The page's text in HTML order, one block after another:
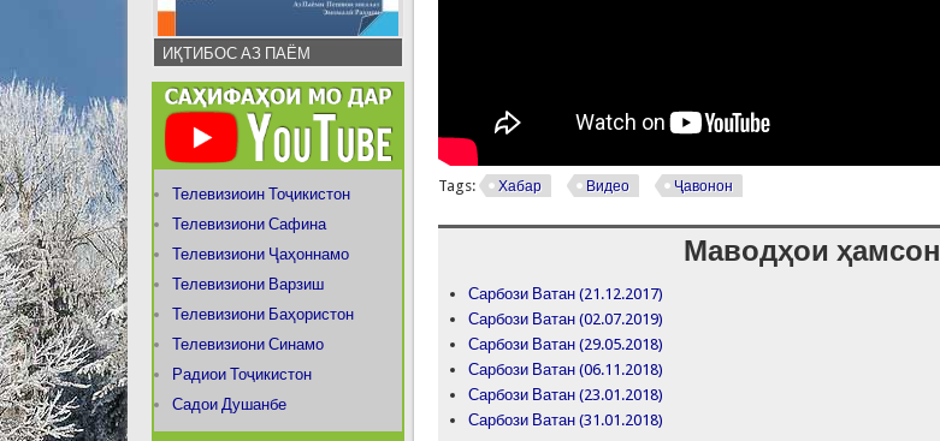
Tags: Хабар Видео Ҷавонон
Маводҳои ҳамсон
Сарбози Ватан (21.12.2017)
Сарбози Ватан (02.07.2019)
Сарбози Ватан (29.05.2018)
Сарбози Ватан (06.11.2018)
Сарбози Ватан (23.01.2018)
Сарбози Ватан (31.01.2018)
ИҚТИБОС АЗ ПАЁМ
Телевизиоин Тоҷикистон
Телевизиони Сафина
Телевизиони Ҷаҳоннамо
Телевизиони Варзиш
Телевизиони Баҳористон
Телевизиони Синамо
Радиои Тоҷикистон
Садои Душанбе